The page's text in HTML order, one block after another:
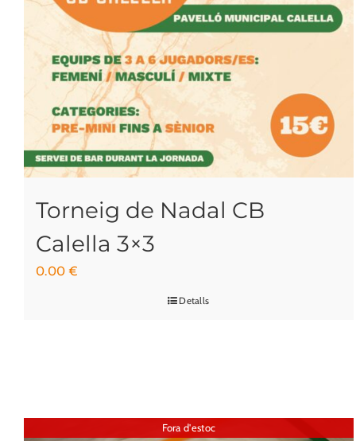
Torneig de Nadal CB
Calella 3×3
0.00€
Detalls
Fora d'estoc